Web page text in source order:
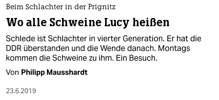
Beim Schlachter in der Prignitz
Wo alle Schweine Lucy heißen
Schlede ist Schlachter in vierter Generation. Er hat die
DDR überstanden und die Wende danach. Montags
kommen die Schweine zu ihm. Ein Besuch.
Von Philipp Mausshardt
23.6.2019